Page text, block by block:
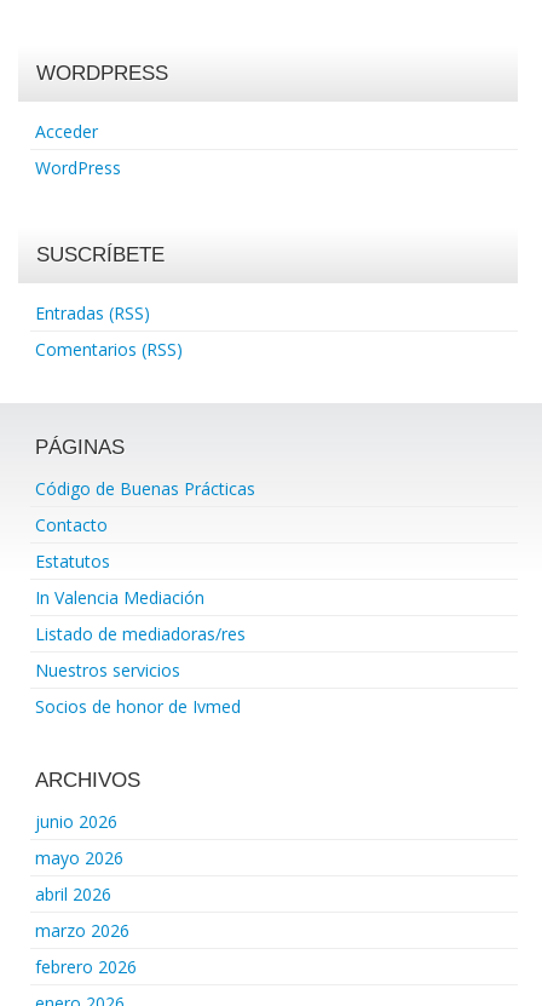
WORDPRESS
Acceder
WordPress
SUSCRÍBETE
Entradas (RSS)
Comentarios (RSS)
PÁGINAS
Código de Buenas Prácticas
Contacto
Estatutos
In Valencia Mediación
Listado de mediadoras/res
Nuestros servicios
Socios de honor de Ivmed
ARCHIVOS
junio 2026
mayo 2026
abril 2026
marzo 2026
febrero 2026